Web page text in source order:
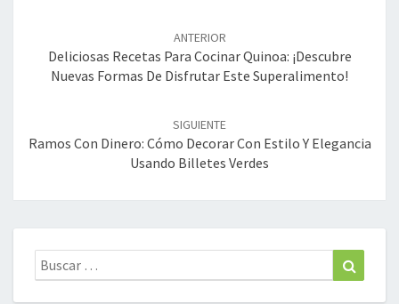
entradas
ANTERIOR
Deliciosas Recetas Para Cocinar Quinoa: ¡Descubre
Nuevas Formas De Disfrutar Este Superalimento!
SIGUIENTE
Ramos Con Dinero: Cómo Decorar Con Estilo Y Elegancia
Usando Billetes Verdes
Buscar: